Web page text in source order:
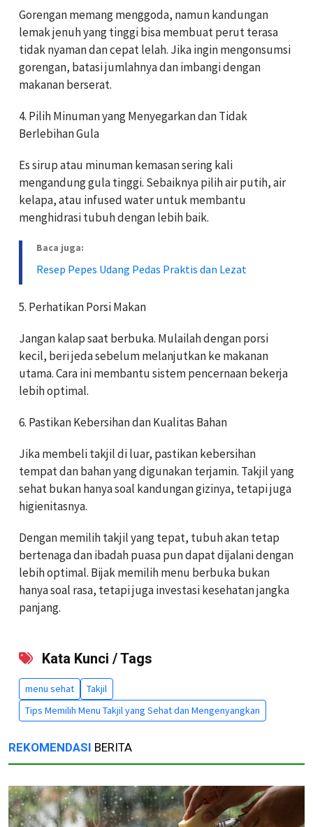
Gorengan memang menggoda, namun kandungan
lemak jenuh yang tinggi bisa membuat perut terasa
tidak nyaman dan cepat lelah. Jika ingin mengonsumsi
gorengan, batasi jumlahnya dan imbangi dengan
makanan berserat.
4. Pilih Minuman yang Menyegarkan dan Tidak
Berlebihan Gula
Es sirup atau minuman kemasan sering kali
mengandung gula tinggi. Sebaiknya pilih air putih, air
kelapa, atau infused water untuk membantu
menghidrasi tubuh dengan lebih baik.
Baca juga:
Resep Pepes Udang Pedas Praktis dan Lezat
5. Perhatikan Porsi Makan
Jangan kalap saat berbuka. Mulailah dengan porsi
kecil, beri jeda sebelum melanjutkan ke makanan
utama. Cara ini membantu sistem pencernaan bekerja
lebih optimal.
6. Pastikan Kebersihan dan Kualitas Bahan
Jika membeli takjil di luar, pastikan kebersihan
tempat dan bahan yang digunakan terjamin. Takjil yang
sehat bukan hanya soal kandungan gizinya, tetapi juga
higienitasnya.
Dengan memilih takjil yang tepat, tubuh akan tetap
bertenaga dan ibadah puasa pun dapat dijalani dengan
lebih optimal. Bijak memilih menu berbuka bukan
hanya soal rasa, tetapi juga investasi kesehatan jangka
panjang.
Kata Kunci / Tags
menu sehat
Takjil
Tips Memilih Menu Takjil yang Sehat dan Mengenyangkan
REKOMENDASI BERITA